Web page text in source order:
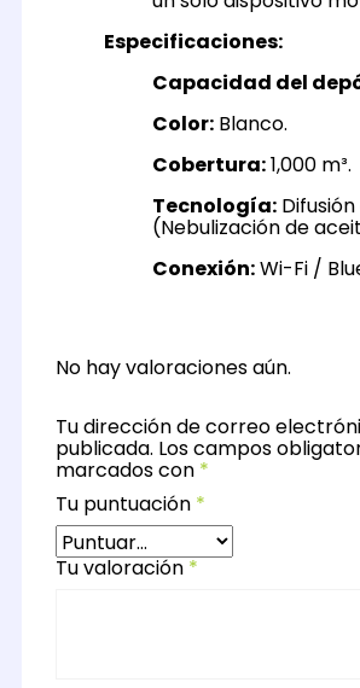
Especificaciones:
Capacidad del
Color:Blanco.
Cobertura:1,000 m³.
Tecnología:
(Nebulización de
Conexión:Wi-Fi /
No hay valoraciones aún.
Tu dirección de correo
publicada. Los campos
marcados con *
Tu puntuación *
Tu valoración *